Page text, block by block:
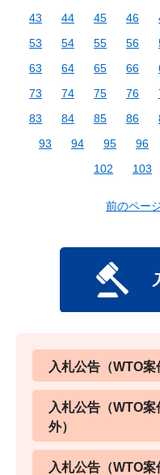
43
44 45 46
53
54 55 56
63
64 65 66
73
74 75 76
83
84 85 86
93
94 95 96
102
103
前のペー
入札公告（WTO案
入札公告（WTO
外）
入札公告（WTO案